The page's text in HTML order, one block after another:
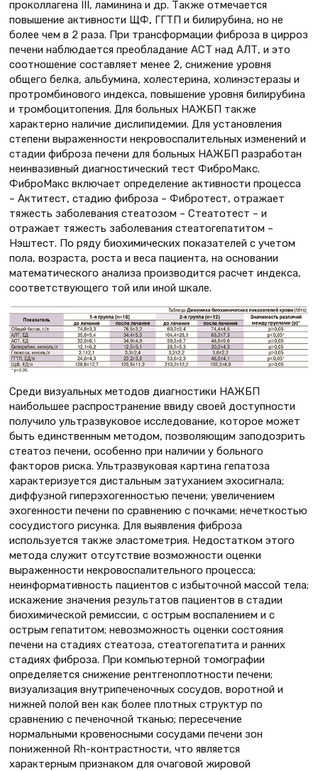
проколлагена III, ламинина и др. Также отмечается
повышение активности ЩФ, ГГТП и билирубина, но не
более чем в 2 раза. При трансформации фиброза в цирроз
печени наблюдается преобладание АСТ над АЛТ, и это
соотношение составляет менее 2, снижение уровня
общего белка, альбумина, холестерина, холинэстеразы и
протромбинового индекса, повышение уровня билирубина
и тромбоцитопения. Для больных НАЖБП также
характерно наличие дислипидемии. Для установления
степени выраженности некровоспалительных изменений и
стадии фиброза печени для больных НАЖБП разработан
неинвазивный диагностический тест ФиброМакс.
ФиброМакс включает определение активности процесса
– Актитест, стадию фиброза – Фибротест, отражает
тяжесть заболевания стеатозом – Стеатотест – и
отражает тяжесть заболевания стеатогепатитом –
Нэштест. По ряду биохимических показателей с учетом
пола, возраста, роста и веса пациента, на основании
математического анализа производится расчет индекса,
соответствующего той или иной шкале.
Среди визуальных методов диагностики НАЖБП
наибольшее распространение ввиду своей доступности
получило ультразвуковое исследование, которое может
быть единственным методом, позволяющим заподозрить
стеатоз печени, особенно при наличии у больного
факторов риска. Ультразвуковая картина гепатоза
характеризуется дистальным затуханием эхосигнала;
диффузной гиперэхогенностью печени; увеличением
эхогенности печени по сравнению с почками; нечеткостью
сосудистого рисунка. Для выявления фиброза
используется также эластометрия. Недостатком этого
метода служит отсутствие возможности оценки
выраженности некровоспалительного процесса;
неинформативность пациентов с избыточной массой тела;
искажение значения результатов пациентов в стадии
биохимической ремиссии, с острым воспалением и с
острым гепатитом; невозможность оценки состояния
печени на стадиях стеатоза, стеатогепатита и ранних
стадиях фиброза. При компьютерной томографии
определяется снижение рентгеноплотности печени;
визуализация внутрипеченочных сосудов, воротной и
нижней полой вен как более плотных структур по
сравнению с печеночной тканью; пересечение
нормальными кровеносными сосудами печени зон
пониженной Rh-контрастности, что является
характерным признаком для очаговой жировой